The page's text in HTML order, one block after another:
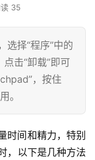
35
选择“程序”中的
击“卸载”即可
，按住
。
时间和精力，特别
，以下是几种方法